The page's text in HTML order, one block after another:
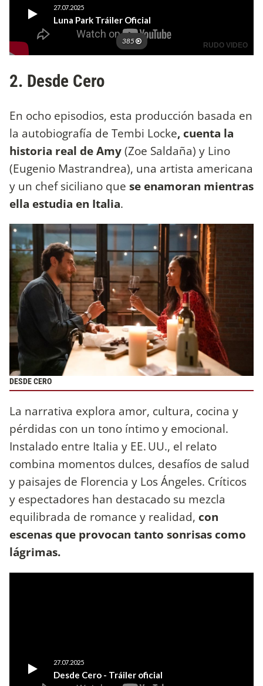
2. Desde Cero
En ocho episodios, esta producción basada en
la autobiografía de Tembi Locke, cuenta la
historia real de Amy(Zoe Saldaña) y Lino
(Eugenio Mastrandrea), una artista americana
y un chef siciliano que se enamoran mientras
ella estudia en Italia.
DESDE CERO
La narrativa explora amor, cultura, cocina y
pérdidas con un tono íntimo y emocional.
Instalado entre Italia y EE. UU., el relato
combina momentos dulces, desafíos de salud
y paisajes de Florencia y Los Ángeles. Críticos
y espectadores han destacado su mezcla
equilibrada de romance y realidad, con
escenas que provocan tanto sonrisas como
lágrimas.